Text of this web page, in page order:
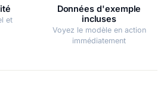
et
Données d'exemple
incluses
Voyez le modèle en action
immédiatement